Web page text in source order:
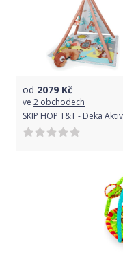
od 2079 Kč
ve 2 obchodech